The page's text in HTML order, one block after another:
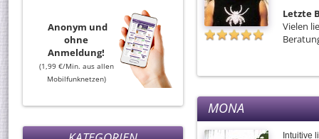
Anonym und
ohne
Anmeldung!
(1,99 €/Min. aus allen
Mobilfunknetzen)
Letzte
Vielen
MONA
Intuitive